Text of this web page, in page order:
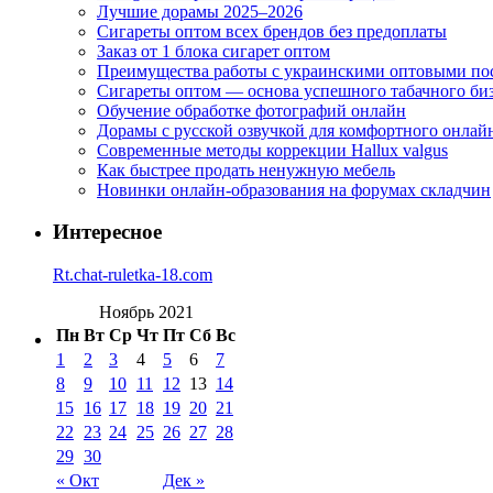
Лучшие дорамы 2025–2026
Сигареты оптом всех брендов без предоплаты
Заказ от 1 блока сигарет оптом
Преимущества работы с украинскими оптовыми
Сигареты оптом — основа успешного табачного
Обучение обработке фотографий онлайн
Дорамы с русской озвучкой для комфортного
Современные методы коррекции Hallux valgus
Как быстрее продать ненужную мебель
Новинки онлайн-образования на форумах складчин
Интересное
Rt.chat-ruletka-18.com
Ноябрь 2021
Пн Вт Ср Чт Пт Сб Вс
« Окт Дек »
1 2 3 4 5 6
7
8
9 10 11 12 13 14
15 16 17 18 19 20 21
22
23 24 25 26 27 28
29 30